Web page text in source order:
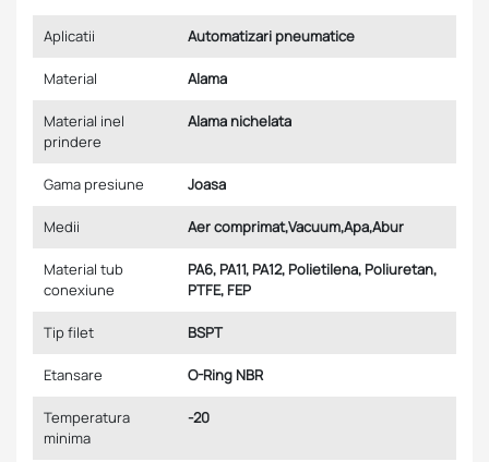
Aplicatii Automatizari pneumatice
Material Alama
Material inel
prindere
Alama nichelata
Gama presiune Joasa
Medii Aer comprimat,Vacuum,Apa,Abur
Material tub
conexiune
PA6, PA11, PA12, Polietilena, Poliuretan,
PTFE, FEP
Tip filet BSPT
Etansare O-Ring NBR
Temperatura
minima
-20